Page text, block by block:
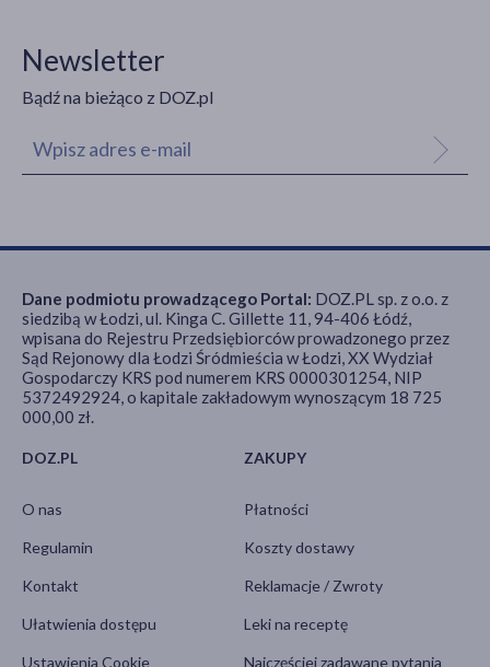
Newsletter
Bądź na bieżąco z DOZ.pl
DOZ.PL
O nas
Regulamin
Kontakt
Ułatwienia dostępu
Ustawienia Cookie
ZAKUPY
Płatności
Koszty dostawy
Reklamacje / Zwroty
Leki na receptę
Najczęściej zadawane pytania
Dane podmiotu prowadzącego Portal: DOZ.PL sp. z o.o. z
siedzibą w Łodzi, ul. Kinga C. Gillette 11, 94-406 Łódź,
wpisana do Rejestru Przedsiębiorców prowadzonego przez
Sąd Rejonowy dla Łodzi Śródmieścia w Łodzi, XX Wydział
Gospodarczy KRS pod numerem KRS 0000301254, NIP
5372492924, o kapitale zakładowym wynoszącym 18 725
000,00 zł.